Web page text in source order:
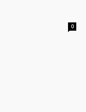
0